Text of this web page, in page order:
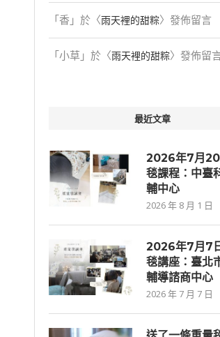
「香 」於〈雨天裡的甜粽〉發佈留言
「小草 」於〈雨天裡的甜粽〉發佈留
最近文章
2026年7月
毯課程：中臺
輔中心
2026 年 8 月 1 日
2026年7⽉7
毯講座：臺北
輔導諮商中心
2026 年 7 月 7 日